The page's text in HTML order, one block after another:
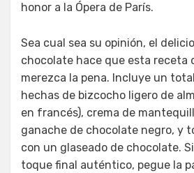
honor a la Ópera de París.
Sea cual sea su opinión, el
chocolate hace que esta receta
merezca la pena. Incluye un
hechas de bizcocho ligero de
en francés), crema de
ganache de chocolate negro, y
con un glaseado de chocolate.
toque final auténtico, pegue la